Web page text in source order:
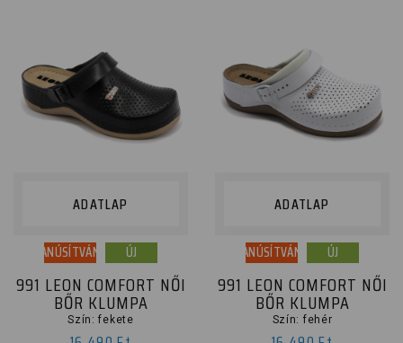
ADATLAP
TANÚSÍTVÁNY ÚJ
991 LEON COMFORT NŐI
BŐR KLUMPA
Szín: fekete
ADATLAP
TANÚSÍTVÁNY ÚJ
991 LEON COMFORT NŐI
BŐR KLUMPA
Szín: fehér